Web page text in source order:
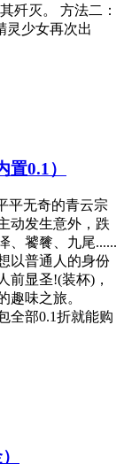
歼灭。 方法二：
灵少女再次出
0.1）
平无奇的青云宗
动发生意外，跌
、饕餮、九尾......
以普通人的身份
显圣!(装杯)，
的趣味之旅。
部0.1折就能购